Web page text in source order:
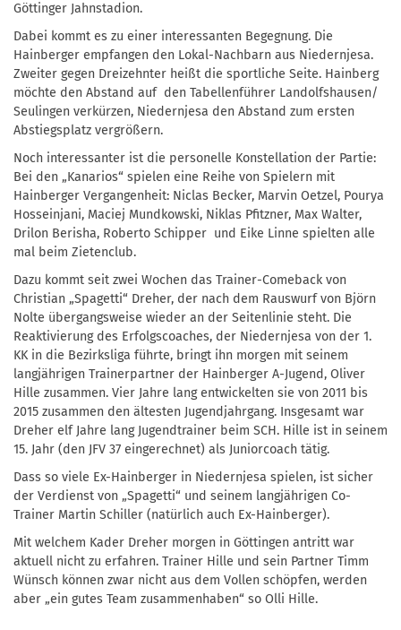
Göttinger Jahnstadion.
Dabei kommt es zu einer interessanten Begegnung. Die
Hainberger empfangen den Lokal-Nachbarn aus Niedernjesa.
Zweiter gegen Dreizehnter heißt die sportliche Seite. Hainberg
möchte den Abstand auf den Tabellenführer Landolfshausen/
Seulingen verkürzen, Niedernjesa den Abstand zum ersten
Abstiegsplatz vergrößern.
Noch interessanter ist die personelle Konstellation der Partie:
Bei den „Kanarios“ spielen eine Reihe von Spielern mit
Hainberger Vergangenheit: Niclas Becker, Marvin Oetzel, Pourya
Hosseinjani, Maciej Mundkowski, Niklas Pfitzner, Max Walter,
Drilon Berisha, Roberto Schipper und Eike Linne spielten alle
mal beim Zietenclub.
Dazu kommt seit zwei Wochen das Trainer-Comeback von
Christian „Spagetti“ Dreher, der nach dem Rauswurf von Björn
Nolte übergangsweise wieder an der Seitenlinie steht. Die
Reaktivierung des Erfolgscoaches, der Niedernjesa von der 1.
KK in die Bezirksliga führte, bringt ihn morgen mit seinem
langjährigen Trainerpartner der Hainberger A-Jugend, Oliver
Hille zusammen. Vier Jahre lang entwickelten sie von 2011 bis
2015 zusammen den ältesten Jugendjahrgang. Insgesamt war
Dreher elf Jahre lang Jugendtrainer beim SCH. Hille ist in seinem
15. Jahr (den JFV 37 eingerechnet) als Juniorcoach tätig.
Dass so viele Ex-Hainberger in Niedernjesa spielen, ist sicher
der Verdienst von „Spagetti“ und seinem langjährigen Co-
Trainer Martin Schiller (natürlich auch Ex-Hainberger).
Mit welchem Kader Dreher morgen in Göttingen antritt war
aktuell nicht zu erfahren. Trainer Hille und sein Partner Timm
Wünsch können zwar nicht aus dem Vollen schöpfen, werden
aber „ein gutes Team zusammenhaben“ so Olli Hille.